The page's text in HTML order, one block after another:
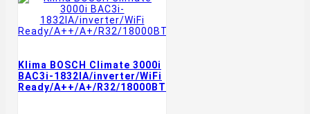
Klima BOSCH Climate 3000i
BAC3i-1832IA/inverter/WiFi
Ready/A++/A+/R32/18000BTU/bela